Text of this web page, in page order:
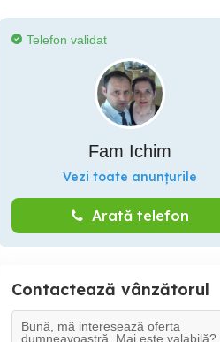
Telefon validat
Fam Ichim
Vezi toate anunțurile
Arată telefon
Contactează vânzătorul